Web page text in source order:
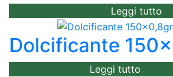
Leggi tutto
Dolcificante
Leggi tutto